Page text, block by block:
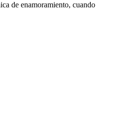
de enamoramiento, cuando